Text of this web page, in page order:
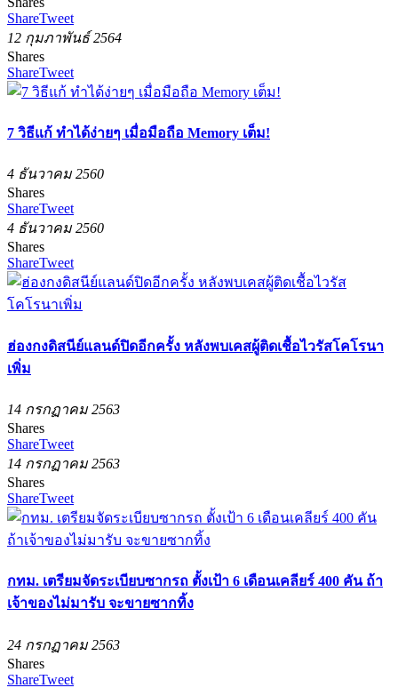
ShareTweet
12 กุมภาพันธ์ 2564
Shares
ShareTweet
7 วิธีแก้ ทำได้ง่ายๆ เมื่อมือถือ Memory เต็ม!
4 ธันวาคม 2560
Shares
ShareTweet
4 ธันวาคม 2560
Shares
ShareTweet
ฮ่องกงดิสนีย์แลนด์ปิดอีกครั้ง หลังพบเคสผู้ติดเชื้อไวรัสโคโรนา
เพิ่ม
14 กรกฏาคม 2563
Shares
ShareTweet
14 กรกฏาคม 2563
Shares
ShareTweet
กทม. เตรียมจัดระเบียบซากรถ ตั้งเป้า 6 เดือนเคลียร์ 400 คัน ถ้า
เจ้าของไม่มารับ จะขายซากทิ้ง
24 กรกฏาคม 2563
Shares
ShareTweet